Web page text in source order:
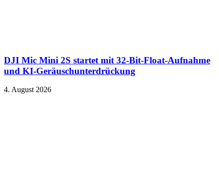
DJI Mic Mini 2S startet mit 32-Bit-Float-Aufnahme
und KI-Geräuschunterdrückung
4. August 2026